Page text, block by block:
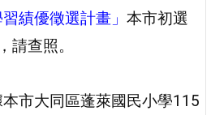
績優徵選計畫」本市初選
請查照。
市大同區蓬萊國民小學115